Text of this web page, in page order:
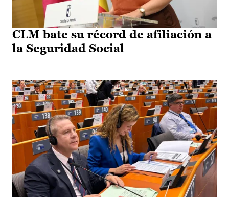
CLM bate su récord de afiliación a
la Seguridad Social